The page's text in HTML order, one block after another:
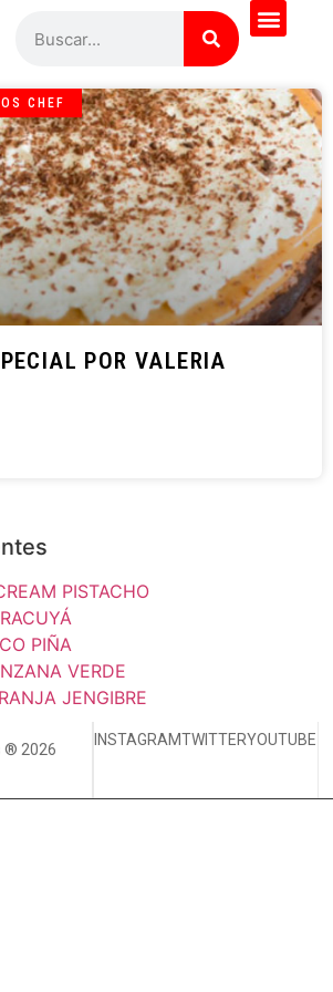
CHEF
POR VALERIA
PISTACHO
PIÑA
VERDE
JENGIBRE
® 2026
INSTAGRAMTWITTERYOUTUBE